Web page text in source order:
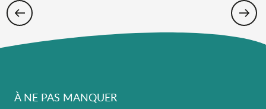
Cet été, échappez-vous dans l’Ain !
À NE PAS MANQUER